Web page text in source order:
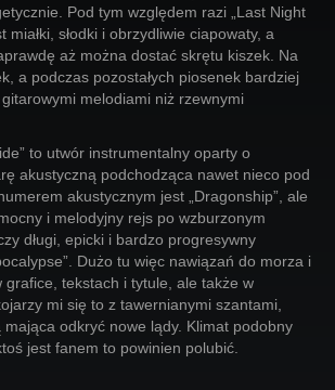
Pod tym względem razi „Last Night
miałki, słodki i obrzydliwie ciapowaty, a
aż można dostać skrętu kiszek. Na
a podczas pozostałych piosenek bardziej
melodiami niż rzewnymi
to utwór instrumentalny oparty o
akustyczną podchodząca nawet nieco pod
akustycznym jest „Dragonship”, ale
i melodyjny rejs po wzburzonym
długi, epicki i bardzo progresywny
Dużo tu więc nawiązań do morza i
grafice, tekstach i tytule, ale także w
mi się to z tawernianymi szantami,
odkryć nowe lądy. Klimat podobny
jest fanem to powinien polubić.